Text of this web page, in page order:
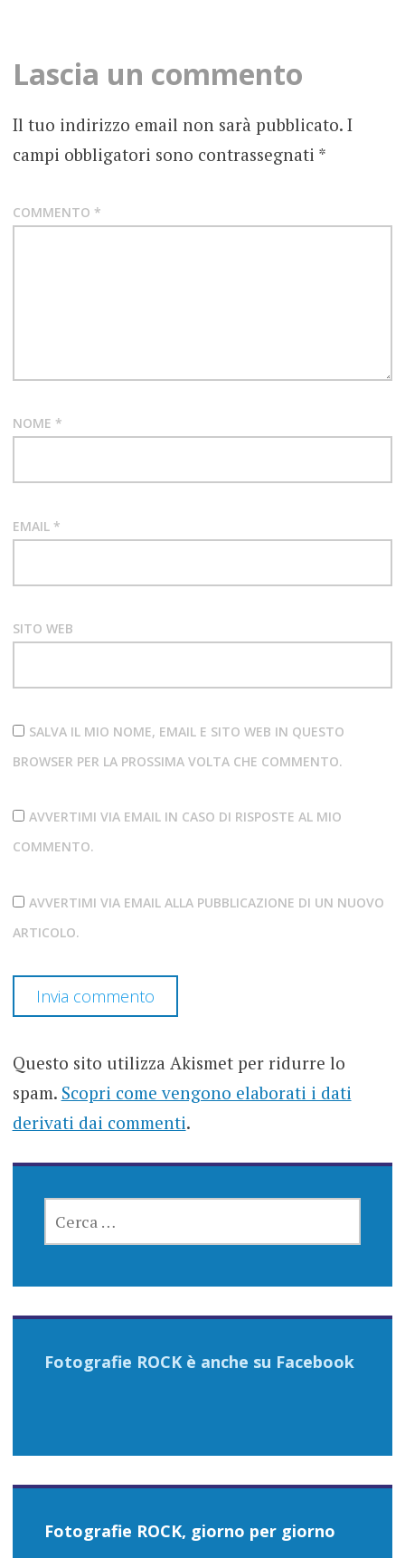
2023
ROCK
HEAVY
MARCO
CALVARESE
Lascia un commento
Il tuo indirizzo email non sarà pubblicato. I
campi obbligatori sono contrassegnati *
COMMENTO *
NOME *
EMAIL *
SITO WEB
SALVA IL MIO NOME, EMAIL E SITO WEB IN QUESTO
BROWSER PER LA PROSSIMA VOLTA CHE COMMENTO.
AVVERTIMI VIA EMAIL IN CASO DI RISPOSTE AL MIO
COMMENTO.
AVVERTIMI VIA EMAIL ALLA PUBBLICAZIONE DI UN NUOVO
ARTICOLO.
Questo sito utilizza Akismet per ridurre lo
spam. Scopri come vengono elaborati i dati
derivati dai commenti.
PER:
Fotografie ROCK è anche su Facebook
Fotografie ROCK, giorno per giorno